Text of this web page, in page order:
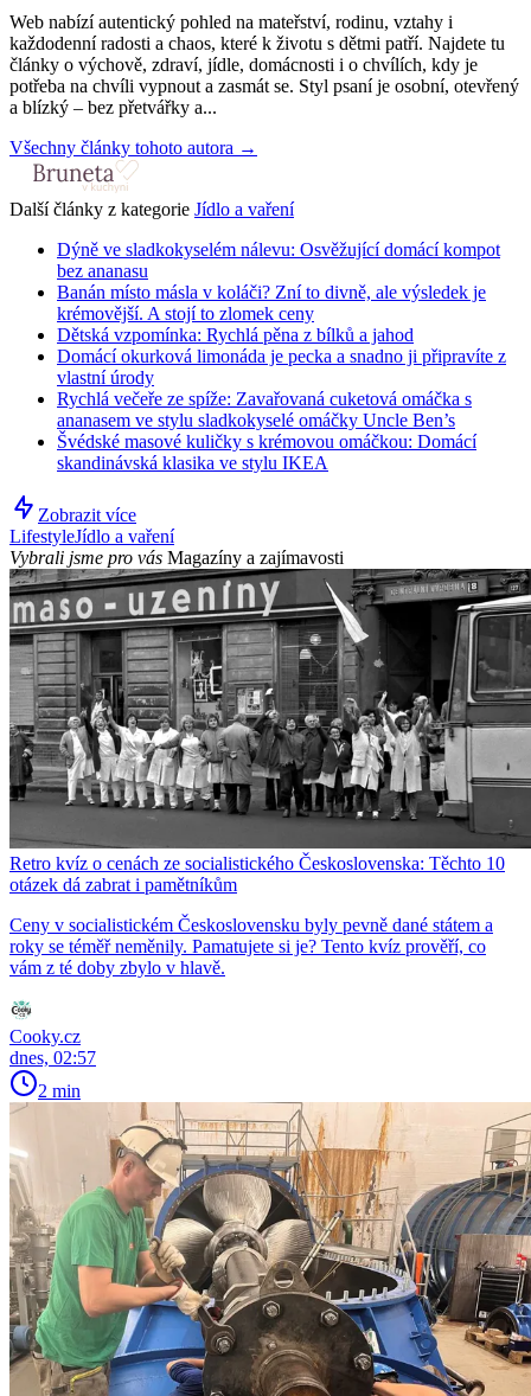
Web nabízí autentický pohled na mateřství, rodinu, vztahy i
každodenní radosti a chaos, které k životu s dětmi patří. Najdete tu
články o výchově, zdraví, jídle, domácnosti i o chvílích, kdy je
potřeba na chvíli vypnout a zasmát se. Styl psaní je osobní, otevřený
a blízký – bez přetvářky a...
Všechny články tohoto autora →
Další články z kategorie Jídlo a vaření
Dýně ve sladkokyselém nálevu: Osvěžující domácí kompot
bez ananasu
Banán místo másla v koláči? Zní to divně, ale výsledek je
krémovější. A stojí to zlomek ceny
Dětská vzpomínka: Rychlá pěna z bílků a jahod
Domácí okurková limonáda je pecka a snadno ji připravíte z
vlastní úrody
Rychlá večeře ze spíže: Zavařovaná cuketová omáčka s
ananasem ve stylu sladkokyselé omáčky Uncle Ben’s
Švédské masové kuličky s krémovou omáčkou: Domácí
skandinávská klasika ve stylu IKEA
Zobrazit více
LifestyleJídlo a vaření
Vybrali jsme pro vás Magazíny a zajímavosti
Retro kvíz o cenách ze socialistického Československa: Těchto 10
otázek dá zabrat i pamětníkům
Ceny v socialistickém Československu byly pevně dané státem a
roky se téměř neměnily. Pamatujete si je? Tento kvíz prověří, co
vám z té doby zbylo v hlavě.
Cooky.cz
dnes, 02:57
2 min